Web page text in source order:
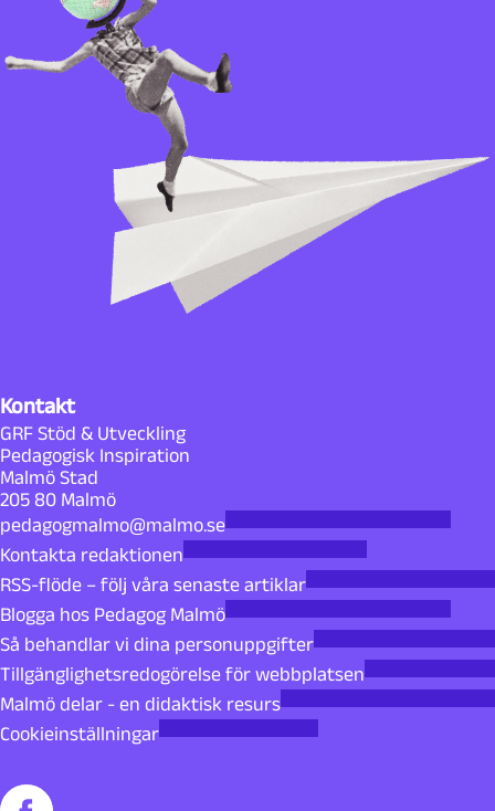
Kontakt
GRF Stöd & Utveckling
Pedagogisk Inspiration
Malmö Stad
205 80 Malmö
pedagogmalmo@malmo.se
Kontakta redaktionen
RSS-flöde – följ våra senaste artiklar
Blogga hos Pedagog Malmö
Så behandlar vi dina personuppgifter
Tillgänglighetsredogörelse för webbplatsen
Malmö delar - en didaktisk resurs
Cookieinställningar